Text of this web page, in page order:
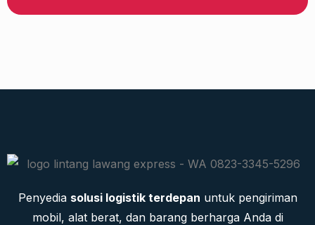
Penyedia solusi logistik terdepan untuk pengiriman
mobil, alat berat, dan barang berharga Anda di